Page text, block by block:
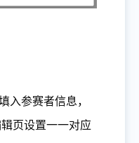
参赛者信息，
页设置一一对应